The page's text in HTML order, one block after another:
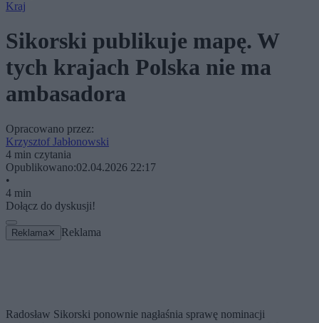
Kraj
Sikorski publikuje mapę. W
tych krajach Polska nie ma
ambasadora
Opracowano przez:
Krzysztof Jabłonowski
4 min czytania
Opublikowano:02.04.2026 22:17
•
4 min
Dołącz do dyskusji!
Reklama ✕ Reklama
Radosław Sikorski ponownie nagłaśnia sprawę nominacji